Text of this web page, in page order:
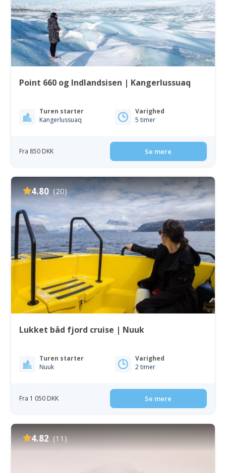
Point 660 og Indlandsisen | Kangerlussuaq
Turen starter
Kangerlussuaq
Varighed
5 timer
Fra 850 DKK Se mere
4.80 (20)
Lukket båd fjord cruise | Nuuk
Turen starter
Nuuk
Varighed
2 timer
Fra 1 050 DKK Se mere
4.82 (11)